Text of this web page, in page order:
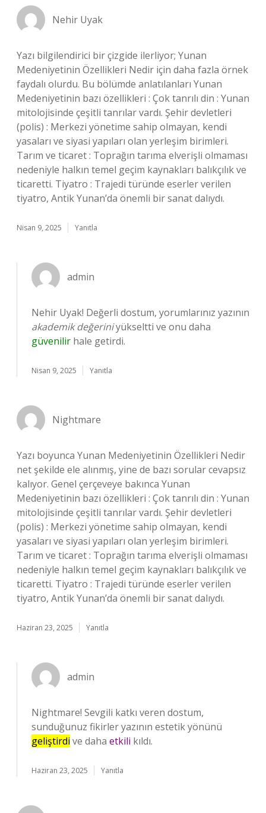
Nehir Uyak
Yazı bilgilendirici bir çizgide ilerliyor; Yunan
Medeniyetinin Özellikleri Nedir için daha fazla örnek
faydalı olurdu. Bu bölümde anlatılanları Yunan
Medeniyetinin bazı özellikleri : Çok tanrılı din : Yunan
mitolojisinde çeşitli tanrılar vardı. Şehir devletleri
(polis) : Merkezi yönetime sahip olmayan, kendi
yasaları ve siyasi yapıları olan yerleşim birimleri.
Tarım ve ticaret : Toprağın tarıma elverişli olmaması
nedeniyle halkın temel geçim kaynakları balıkçılık ve
ticaretti. Tiyatro : Trajedi türünde eserler verilen
tiyatro, Antik Yunan’da önemli bir sanat dalıydı.
Nisan 9, 2025 Yanıtla
admin
Nehir Uyak! Değerli dostum, yorumlarınız yazının
akademik değeriniyükseltti ve onu daha
güvenilir hale getirdi.
Nisan 9, 2025 Yanıtla
Nightmare
Yazı boyunca Yunan Medeniyetinin Özellikleri Nedir
net şekilde ele alınmış, yine de bazı sorular cevapsız
kalıyor. Genel çerçeveye bakınca Yunan
Medeniyetinin bazı özellikleri : Çok tanrılı din : Yunan
mitolojisinde çeşitli tanrılar vardı. Şehir devletleri
(polis) : Merkezi yönetime sahip olmayan, kendi
yasaları ve siyasi yapıları olan yerleşim birimleri.
Tarım ve ticaret : Toprağın tarıma elverişli olmaması
nedeniyle halkın temel geçim kaynakları balıkçılık ve
ticaretti. Tiyatro : Trajedi türünde eserler verilen
tiyatro, Antik Yunan’da önemli bir sanat dalıydı.
Haziran 23, 2025 Yanıtla
admin
Nightmare! Sevgili katkı veren dostum,
sunduğunuz fikirler yazının estetik yönünü
geliştirdi ve daha etkili kıldı.
Haziran 23, 2025 Yanıtla